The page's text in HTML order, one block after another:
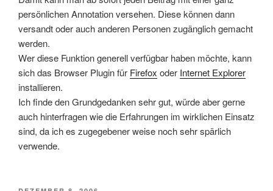
persönlichen Annotation versehen. Diese können dann
versandt oder auch anderen Personen zugänglich gemacht
werden.
Wer diese Funktion generell verfügbar haben möchte, kann
sich das Browser Plugin für Firefox oder Internet Explorer
installieren.
Ich finde den Grundgedanken sehr gut, würde aber gerne
auch hinterfragen wie die Erfahrungen im wirklichen Einsatz
sind, da ich es zugegebener weise noch sehr spärlich
verwende.